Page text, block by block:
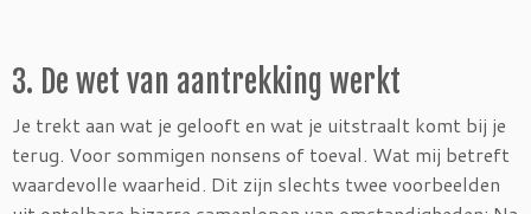
3. De wet van aantrekking werkt
Je trekt aan wat je gelooft en wat je uitstraalt komt bij je
terug. Voor sommigen nonsens of toeval. Wat mij betreft
waardevolle waarheid. Dit zijn slechts twee voorbeelden